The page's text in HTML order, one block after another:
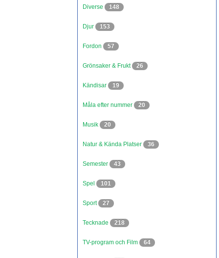
Diverse 148
Djur 153
Fordon 57
Grönsaker & Frukt 26
Kändisar 19
Måla efter nummer 20
Musik 20
Natur & Kända Platser 36
Semester 43
Spel 101
Sport 27
Tecknade 218
TV-program och Film 64